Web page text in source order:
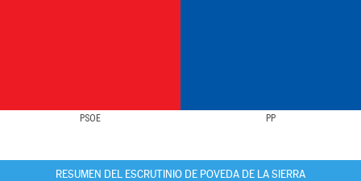
PSOE PP
RESUMEN DEL ESCRUTINIO DE POVEDA DE LA SIERRA